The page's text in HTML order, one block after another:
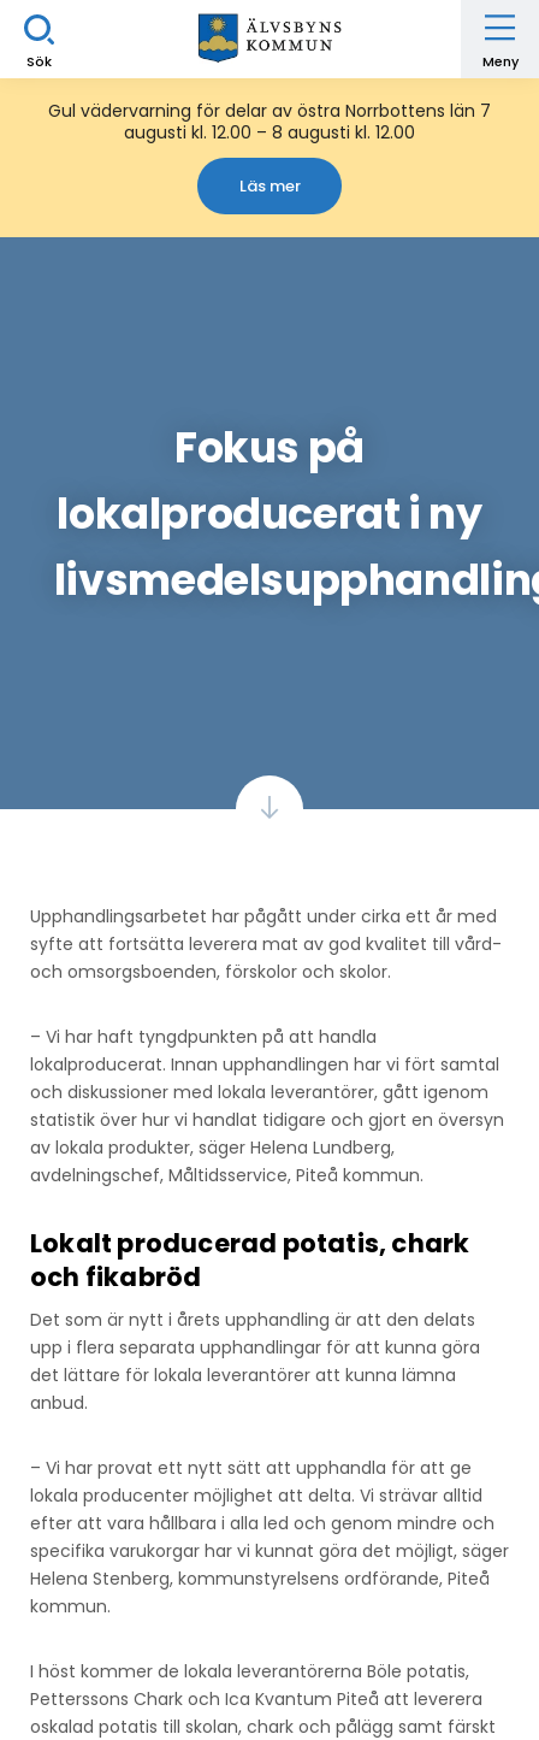
Sök Meny
Gul vädervarning för delar av östra Norrbottens län 7
augusti kl. 12.00 – 8 augusti kl. 12.00
Läs mer
Fokus på
lokalproducerat i ny
Upphandlingsarbetet har pågått under cirka ett år med
syfte att fortsätta leverera mat av god kvalitet till vård-
och omsorgsboenden, förskolor och skolor.
– Vi har haft tyngdpunkten på att handla
lokalproducerat. Innan upphandlingen har vi fört samtal
och diskussioner med lokala leverantörer, gått igenom
statistik över hur vi handlat tidigare och gjort en översyn
av lokala produkter, säger Helena Lundberg,
avdelningschef, Måltidsservice, Piteå kommun.
Lokalt producerad potatis, chark
och fikabröd
Det som är nytt i årets upphandling är att den delats
upp i flera separata upphandlingar för att kunna göra
det lättare för lokala leverantörer att kunna lämna
anbud.
– Vi har provat ett nytt sätt att upphandla för att ge
lokala producenter möjlighet att delta. Vi strävar alltid
efter att vara hållbara i alla led och genom mindre och
specifika varukorgar har vi kunnat göra det möjligt, säger
Helena Stenberg, kommunstyrelsens ordförande, Piteå
kommun.
I höst kommer de lokala leverantörerna Böle potatis,
Petterssons Chark och Ica Kvantum Piteå att leverera
oskalad potatis till skolan, chark och pålägg samt färskt